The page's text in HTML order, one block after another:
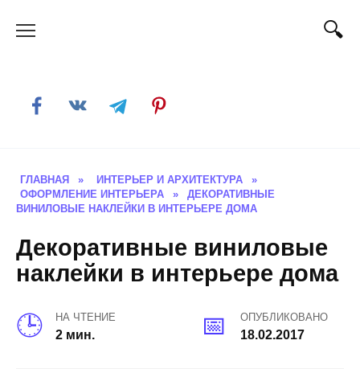
ГЛАВНАЯ » ИНТЕРЬЕР И АРХИТЕКТУРА
»
ОФОРМЛЕНИЕ ИНТЕРЬЕРА
»
ДЕКОРАТИВНЫЕ
ВИНИЛОВЫЕ НАКЛЕЙКИ В ИНТЕРЬЕРЕ ДОМА
Декоративные виниловые
наклейки в интерьере дома
НА ЧТЕНИЕ
2 мин.
ОПУБЛИКОВАНО
18.02.2017